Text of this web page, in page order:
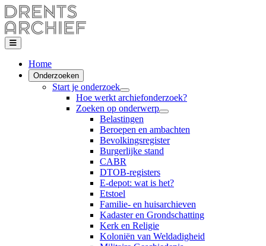
Home
Onderzoeken
Start je onderzoek
Hoe werkt archiefonderzoek?
Zoeken op onderwerp
Belastingen
Beroepen en ambachten
Bevolkingsregister
Burgerlijke stand
CABR
DTOB-registers
E-depot: wat is het?
Etstoel
Familie- en huisarchieven
Kadaster en Grondschatting
Kerk en Religie
Koloniën van Weldadigheid